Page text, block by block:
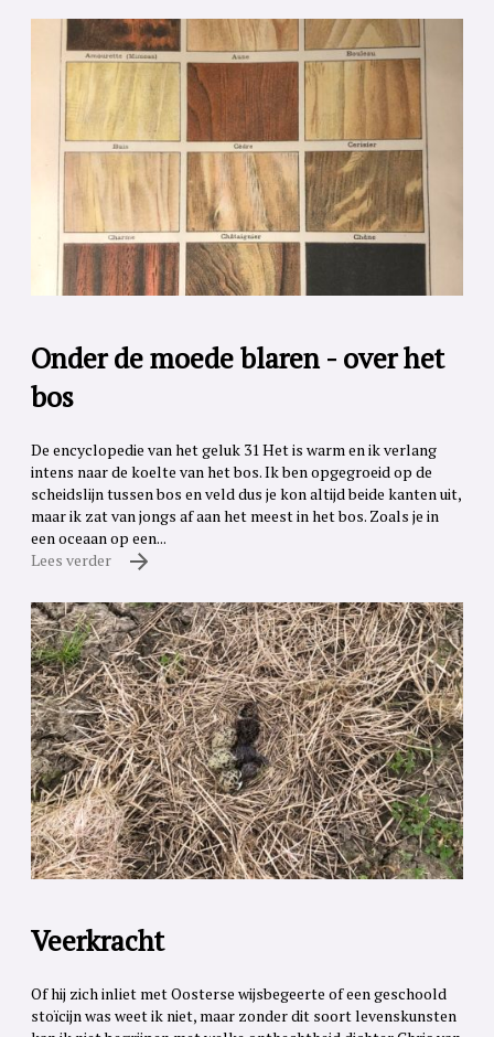
Onder de moede blaren - over het
bos
De encyclopedie van het geluk 31 Het is warm en ik verlang
intens naar de koelte van het bos. Ik ben opgegroeid op de
scheidslijn tussen bos en veld dus je kon altijd beide kanten uit,
maar ik zat van jongs af aan het meest in het bos. Zoals je in
een oceaan op een...
Lees verder
Veerkracht
Of hij zich inliet met Oosterse wijsbegeerte of een geschoold
stoïcijn was weet ik niet, maar zonder dit soort levenskunsten